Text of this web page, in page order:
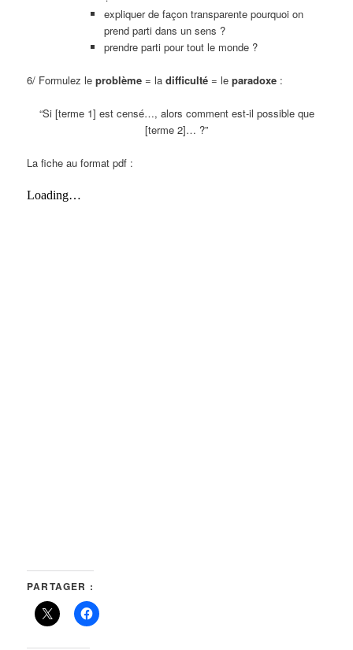
expliquer de façon transparente pourquoi on
prend parti dans un sens ?
prendre parti pour tout le monde ?
6/ Formulez leproblème = ladifficulté = leparadoxe :
“Si [terme 1] est censé…, alors comment est-il possible que
[terme 2]… ?”
La fiche au format pdf :
PARTAGER :